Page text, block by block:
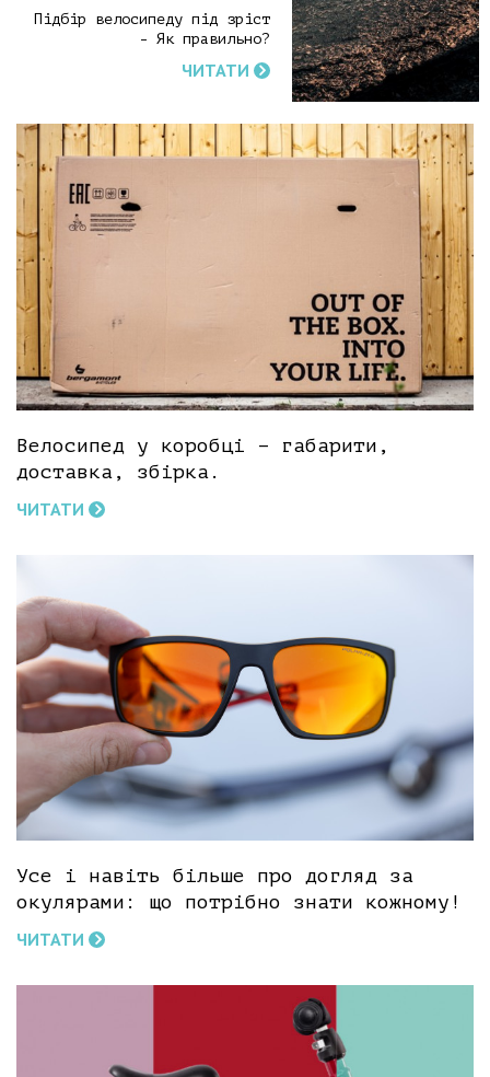
Підбір велосипеду під зріст
- Як правильно?
ЧИТАТИ
Велосипед у коробці – габарити,
доставка, збірка.
ЧИТАТИ
Усе і навіть більше про догляд за
окулярами: що потрібно знати кожному!
ЧИТАТИ